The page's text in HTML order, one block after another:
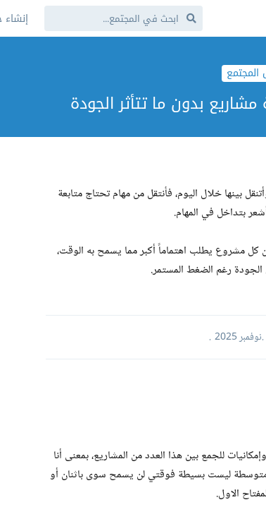
المجتمع
بدون ما تتأثر الجودة
بينها خلال اليوم، فأنتقل من مهام تحتاج متابعة
بتداخل في المهام.
مشروع يطلب اهتماماً أكبر مما يسمح به الوقت،
رغم الضغط المستمر.
.
للجمع بين هذا العدد من المشاريع، بمعنى أنا
ليست بسيطة فوقتي لن يسمح سوى باثنان أو
الاول.